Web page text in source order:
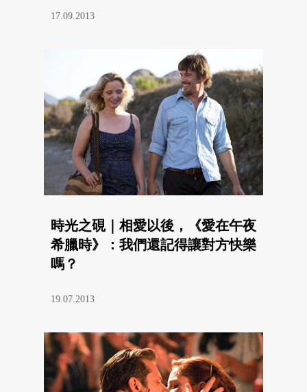
17.09.2013
時光之硯｜相愛以後，《愛在午夜
希臘時》：我們還記得讓對方快樂
嗎？
19.07.2013